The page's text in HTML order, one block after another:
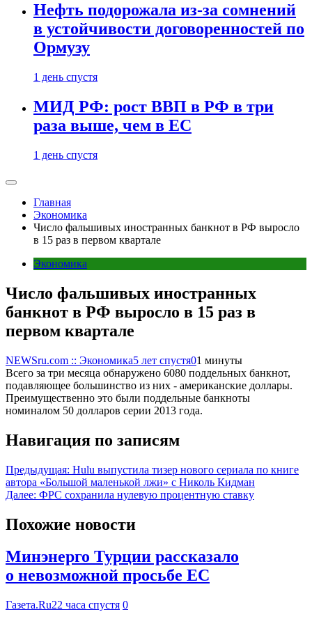
Нефть подорожала из-за сомнений
в устойчивости договоренностей по
Ормузу
1 день спустя
МИД РФ: рост ВВП в РФ в три
раза выше, чем в ЕС
1 день спустя
Главная
Экономика
Число фальшивых иностранных банкнот в РФ выросло
в 15 раз в первом квартале
Экономика
Число фальшивых иностранных
банкнот в РФ выросло в 15 раз в
первом квартале
NEWSru.com :: Экономика5 лет спустя01 минуты
Всего за три месяца обнаружено 6080 поддельных банкнот,
подавляющее большинство из них - американские доллары.
Преимущественно это были поддельные банкноты
номиналом 50 долларов серии 2013 года.
Навигация по записям
Предыдущая: Hulu выпустила тизер нового сериала по книге
автора «Большой маленькой лжи» с Николь Кидман
Далее: ФРС сохранила нулевую процентную ставку
Похожие новости
Минэнерго Турции рассказало
о невозможной просьбе ЕС
Газета.Ru22 часа спустя 0